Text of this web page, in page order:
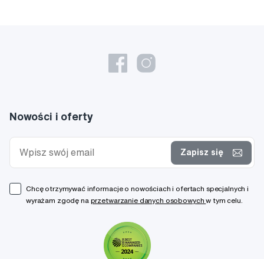
Nowości i oferty
Zapisz się
Chcę otrzymywać informacje o nowościach i ofertach specjalnych i
wyrażam zgodę na przetwarzanie danych osobowychw tym celu.